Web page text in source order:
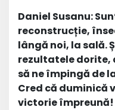
Daniel Susanu:
reconstrucție,
lângă noi, la sală.
rezultatele dorite,
să ne împingă de
Cred că duminică
victorie împreună!